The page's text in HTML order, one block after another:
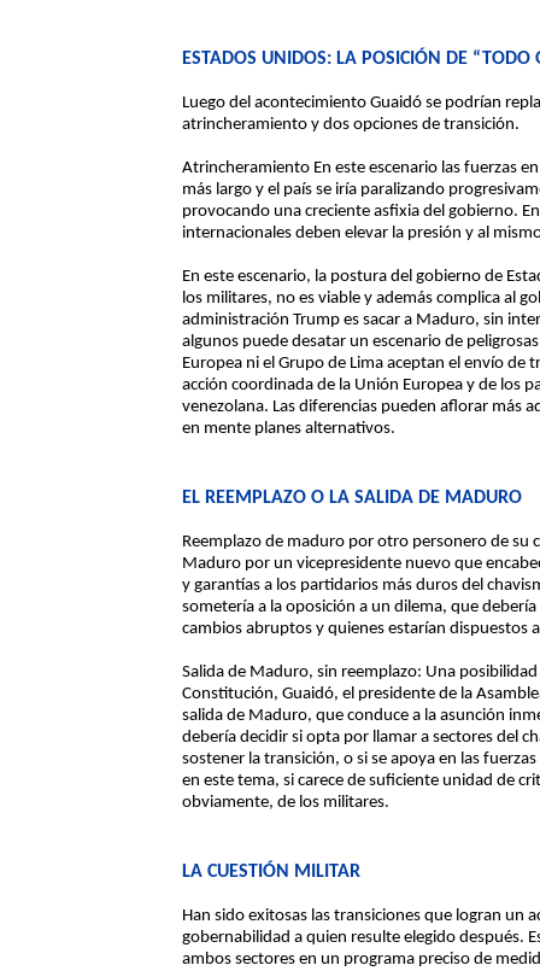
ESTADOS UNIDOS: LA POSICIÓN DE “TODO
Luego del acontecimiento Guaidó se podrían
atrincheramiento y dos opciones de transición.
Atrincheramiento En este escenario las fuerzas
más largo y el país se iría paralizando
provocando una creciente asfixia del gobierno.
internacionales deben elevar la presión y al
En este escenario, la postura del gobierno de
los militares, no es viable y además complica al
administración Trump es sacar a Maduro, sin
algunos puede desatar un escenario de
Europea ni el Grupo de Lima aceptan el envío
acción coordinada de la Unión Europea y de los
venezolana. Las diferencias pueden aflorar más
en mente planes alternativos.
EL REEMPLAZO O LA SALIDA DE MADURO
Reemplazo de maduro por otro personero de su
Maduro por un vicepresidente nuevo que
y garantías a los partidarios más duros del
sometería a la oposición a un dilema, que
cambios abruptos y quienes estarían dispuestos
Salida de Maduro, sin reemplazo: Una
Constitución, Guaidó, el presidente de la
salida de Maduro, que conduce a la asunción
debería decidir si opta por llamar a sectores del
sostener la transición, o si se apoya en las
en este tema, si carece de suficiente unidad de
obviamente, de los militares.
LA CUESTIÓN MILITAR
Han sido exitosas las transiciones que logran
gobernabilidad a quien resulte elegido después.
ambos sectores en un programa preciso de